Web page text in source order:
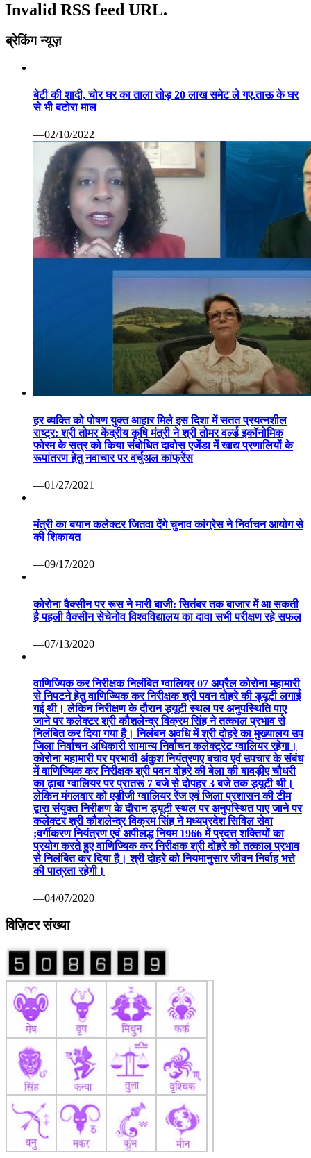
Invalid RSS feed URL.
ब्रेकिंग न्यूज़
बेटी की शादी, चोर घर का ताला तोड़ 20 लाख समेट ले गए.ताऊ के घर
से भी बटोरा माल
—02/10/2022
हर व्यक्ति को पोषण युक्त आहार मिले इस दिशा में सतत प्रयत्नशील
राष्ट्र: श्री तोमर केंद्रीय कृषि मंत्री ने श्री तोमर वर्ल्ड इकॉनोमिक
फोरम के सत्र को किया संबोधित दावोस एजेंडा में खाद्य प्रणालियों के
रूपांतरण हेतु नवाचार पर वर्चुअल कांफ्रेंस
—01/27/2021
मंत्री का बयान कलेक्टर जितवा देंगे चुनाव कांग्रेस ने निर्वाचन आयोग से
की शिकायत
—09/17/2020
कोरोना वैक्सीन पर रूस ने मारी बाजी: सितंबर तक बाजार में आ सकती
है पहली वैक्सीन सेचेनोव विश्वविद्यालय का दावा सभी परीक्षण रहे सफल
—07/13/2020
वाणिज्यिक कर निरीक्षक निलंबित ग्वालियर 07 अप्रैल कोरोना महामारी
से निपटने हेतु वाणिज्यिक कर निरीक्षक श्री पवन दोहरे की ड्यूटी लगाई
गई थी। लेकिन निरीक्षण के दौरान ड्यूटी स्थल पर अनुपस्थिति पाए
जाने पर कलेक्टर श्री कौशलेन्द्र विक्रम सिंह ने तत्काल प्रभाव से
निलंबित कर दिया गया है। निलंबन अवधि में श्री दोहरे का मुख्यालय उप
जिला निर्वाचन अधिकारी सामान्य निर्वाचन कलेक्ट्रेट ग्वालियर रहेगा।
कोरोना महामारी पर प्रभावी अंकुश नियंत्रणए बचाव एवं उपचार के संबंध
में वाणिज्यिक कर निरीक्षक श्री पवन दोहरे की बेला की बावड़ीए चौधरी
का ढ़ाबा ग्वालियर पर प्रातरू 7 बजे से दोपहर 3 बजे तक ड्यूटी थी।
लेकिन मंगलवार को एडीजी ग्वालियर रेंज एवं जिला प्रशासन की टीम
द्वारा संयुक्त निरीक्षण के दौरान ड्यूटी स्थल पर अनुपस्थित पाए जाने पर
कलेक्टर श्री कौशलेन्द्र विक्रम सिंह ने मध्यप्रदेश सिविल सेवा
;वर्गीकरण नियंत्रण एवं अपीलद्ध नियम 1966 में प्रदत्त शक्तियों का
प्रयोग करते हुए वाणिज्यिक कर निरीक्षक श्री दोहरे को तत्काल प्रभाव
से निलंबित कर दिया है। श्री दोहरे को नियमानुसार जीवन निर्वाह भत्ते
की पात्रता रहेगी।
—04/07/2020
विज़िटर संख्या